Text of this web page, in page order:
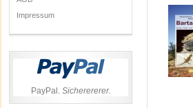
Impressum
PayPal. Sicherererer.